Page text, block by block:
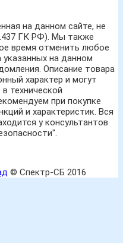
на данном сайте, не
ГК РФ). Мы также
время отменить любое
на данном
Описание товара
характер и могут
технической
при покупке
и характеристик. Вся
у консультантов
© Спектр-СБ 2016